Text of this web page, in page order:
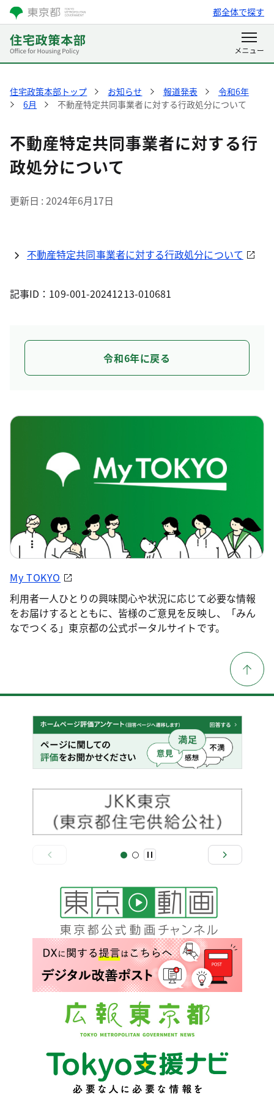
都全体で探す
住宅政策本部トップ お知らせ 報道発表
令和6年
6月
不動産特定共同事業者に対する行政処分について
不動産特定共同事業者に対する行
政処分について
更新日 2024年6月17日
不動産特定共同事業者に対する行政処分について
記事ID：109-001-20241213-010681
令和6年に戻る
My TOKYO
利用者一人ひとりの興味関心や状況に応じて必要な情報
をお届けするとともに、皆様のご意見を反映し、「みん
なでつくる」東京都の公式ポータルサイトです。